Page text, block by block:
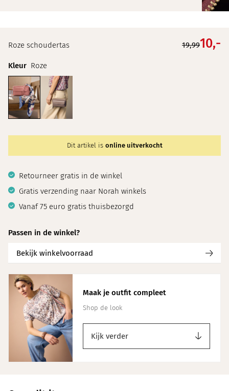
Roze schoudertas 19,9910,-
Kleur Roze
Dit artikel is online uitverkocht
Retourneer gratis in de winkel
Gratis verzending naar Norah winkels
Vanaf 75 euro gratis thuisbezorgd
Passen in de winkel?
Bekijk winkelvoorraad
Maak je outfit compleet
Shop de look
Kijk verder